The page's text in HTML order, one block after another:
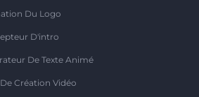
Du Logo
D'intro
De Texte Animé
Création Vidéo